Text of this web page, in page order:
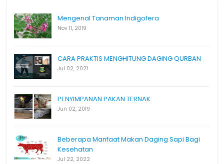
Mengenal Tanaman Indigofera
Nov 11, 2019
CARA PRAKTIS MENGHITUNG DAGING QURBAN
Jul 02, 2021
PENYIMPANAN PAKAN TERNAK
Jun 02, 2019
Beberapa Manfaat Makan Daging Sapi Bagi
Kesehatan
Jul 22, 2022